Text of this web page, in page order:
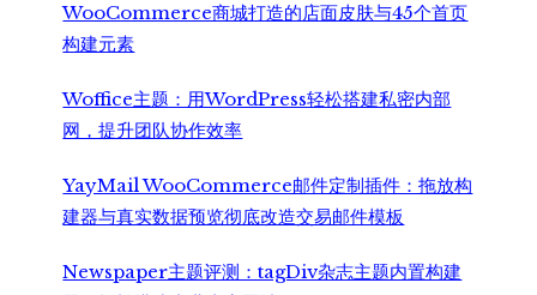
WooCommerce商城打造的店面皮肤与45个首页
构建元素
Woffice主题：用WordPress轻松搭建私密内部
网，提升团队协作效率
YayMail WooCommerce邮件定制插件：拖放构
建器与真实数据预览彻底改造交易邮件模板
Newspaper主题评测：tagDiv杂志主题内置构建